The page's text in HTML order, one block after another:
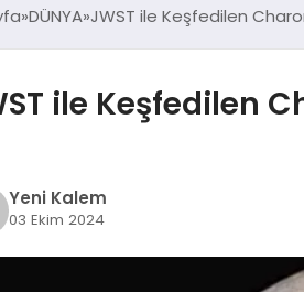
DÜNYA JWST ile Keşfedilen
ile Keşfedilen
Yeni Kalem
03 Ekim 2024